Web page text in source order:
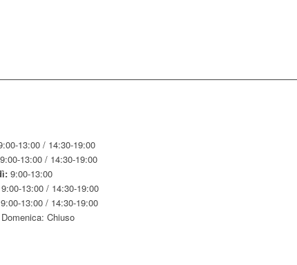
13:00 / 14:30-19:00
9:00-13:00 / 14:30-19:00
9:00-13:00
9:00-13:00 / 14:30-19:00
9:00-13:00 / 14:30-19:00
Chiuso